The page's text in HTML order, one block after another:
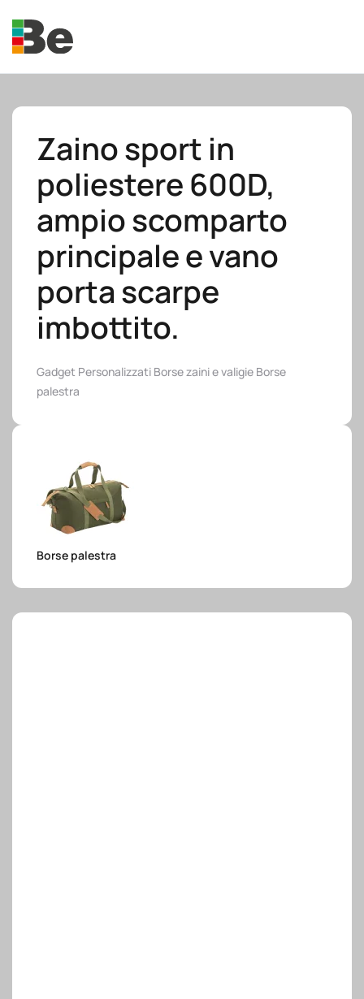
Skip to main content
Zaino sport in
poliestere 600D,
ampio scomparto
principale e vano
porta scarpe
imbottito.
Gadget Personalizzati Borse zaini e valigie Borse
palestra
Borse palestra